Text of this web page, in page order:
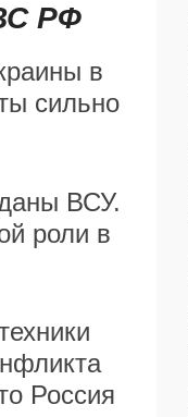
РФ
в
сильно
ВСУ.
роли в
Россия